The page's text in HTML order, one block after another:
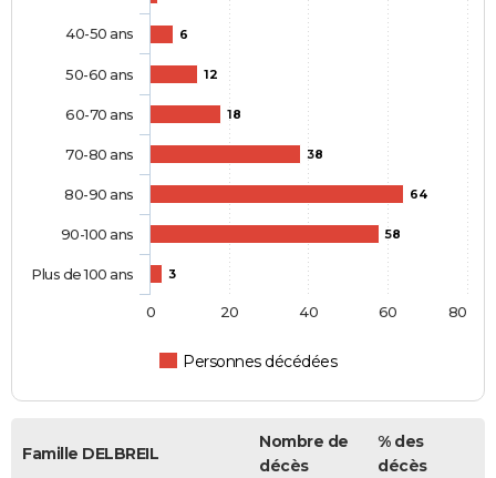
6
12
18
38
64
58
3
Personnes décédées
40-50 ans
50-60 ans
60-70 ans
70-80 ans
80-90 ans
90-100 ans
Plus de 100 ans
0 20 40 60 80
Famille DELBREIL
Nombre de
décès
% des
décès